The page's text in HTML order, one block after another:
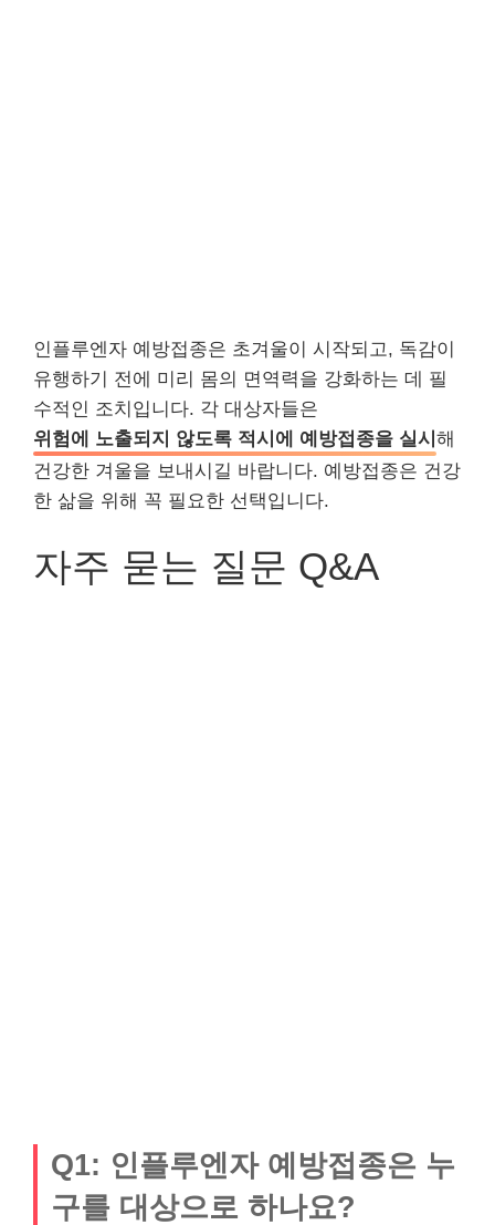
인플루엔자 예방접종은 초겨울이 시작되고, 독감이
유행하기 전에 미리 몸의 면역력을 강화하는 데 필
수적인 조치입니다. 각 대상자들은
위험에 노출되지 않도록 적시에 예방접종을 실시 해
건강한 겨울을 보내시길 바랍니다. 예방접종은 건강
한 삶을 위해 꼭 필요한 선택입니다.
자주 묻는 질문 Q&A
Q1: 인플루엔자 예방접종은 누
구를 대상으로 하나요?